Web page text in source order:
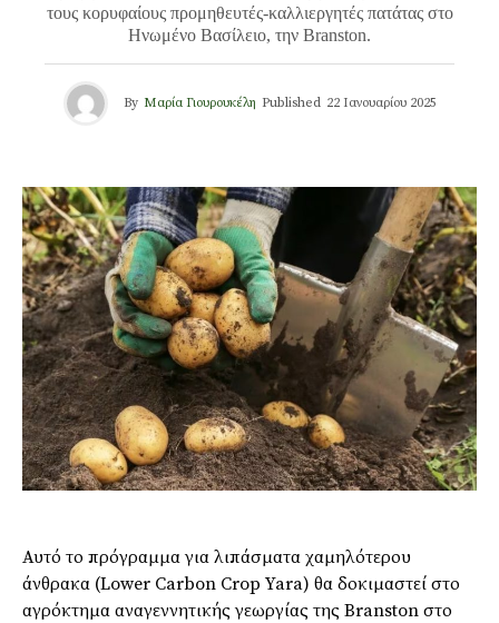
τους κορυφαίους προμηθευτές-καλλιεργητές πατάτας στο
Ηνωμένο Βασίλειο, την Branston.
By Μαρία Γιουρουκέλη Published 22 Ιανουαρίου 2025
Αυτό το πρόγραμμα για λιπάσματα χαμηλότερου
άνθρακα (Lower Carbon Crop Yara) θα δοκιμαστεί στο
αγρόκτημα αναγεννητικής γεωργίας της Branston στο